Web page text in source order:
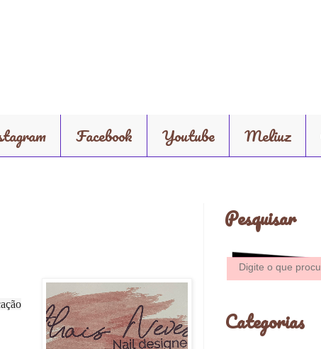
Facebook Youtube Meliuz
Pesquisar
Categorias